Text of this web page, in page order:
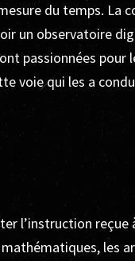
du temps. La
un observatoire
passionnées
voie qui les a
l’instruction
les